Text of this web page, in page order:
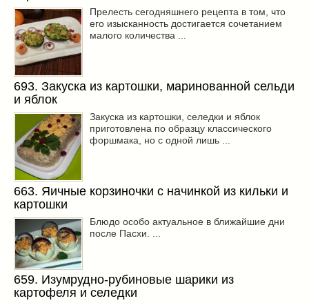
Прелесть сегодняшнего рецепта в том, что
его изысканность достигается сочетанием
малого количества ...
693. Закуска из картошки, маринованной сельди
и яблок
Закуска из картошки, селедки и яблок
приготовлена по образцу классического
форшмака, но с одной лишь ...
663. Яичные корзиночки с начинкой из кильки и
картошки
Блюдо особо актуальное в ближайшие дни
после Пасхи. ...
659. Изумрудно-рубиновые шарики из
картофеля и селедки